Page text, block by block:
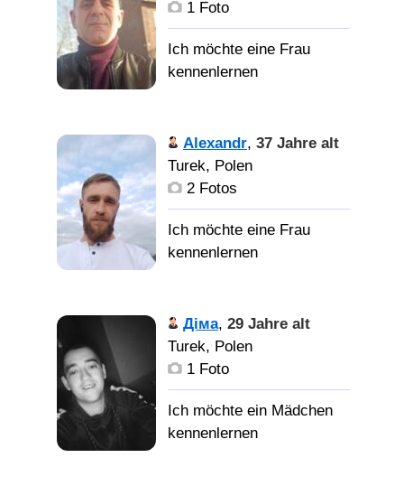
1 Foto
Alexandr, 37 Jahre alt
Turek, Polen
2 Fotos
Діма, 29 Jahre alt
Turek, Polen
1 Foto